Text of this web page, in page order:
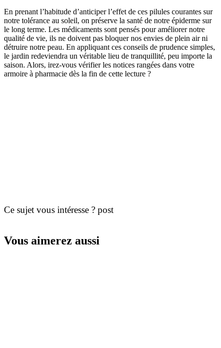
En prenant l’habitude d’anticiper l’effet de ces pilules courantes sur
notre tolérance au soleil, on préserve la santé de notre épiderme sur
le long terme. Les médicaments sont pensés pour améliorer notre
qualité de vie, ils ne doivent pas bloquer nos envies de plein air ni
détruire notre peau. En appliquant ces conseils de prudence simples,
le jardin redeviendra un véritable lieu de tranquillité, peu importe la
saison. Alors, irez-vous vérifier les notices rangées dans votre
armoire à pharmacie dès la fin de cette lecture ?
Ce sujet vous intéresse ? post
Vous aimerez aussi